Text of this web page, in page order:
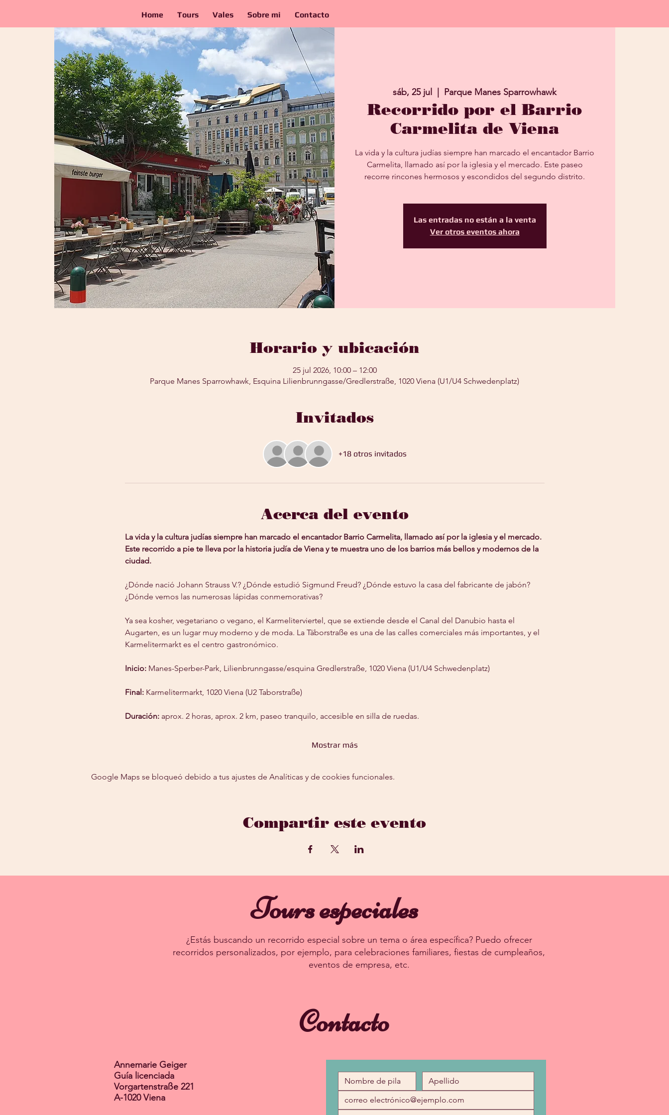
Home Tours Vales Sobre mi Contacto
sáb, 25 jul Parque Manes Sparrowhawk
Recorrido por el Barrio
Carmelita de Viena
La vida y la cultura judías siempre han marcado el encantador Barrio
Carmelita, llamado así por la iglesia y el mercado. Este paseo
recorre rincones hermosos y escondidos del segundo distrito.
Las entradas no están a la venta
Ver otros eventos ahora
Horario y ubicación
25 jul 2026, 10:00 – 12:00
Parque Manes Sparrowhawk, Esquina Lilienbrunngasse/Gredlerstraße, 1020 Viena (U1/U4 Schwedenplatz)
Invitados
+18 otros invitados
Acerca del evento
La vida y la cultura judías siempre han marcado el encantador Barrio Carmelita, llamado así por la iglesia y el mercado.
Este recorrido a pie te lleva por la historia judía de Viena y te muestra uno de los barrios más bellos y modernos de la
ciudad.
¿Dónde nació Johann Strauss V.? ¿Dónde estudió Sigmund Freud? ¿Dónde estuvo la casa del fabricante de jabón?
¿Dónde vemos las numerosas lápidas conmemorativas?
Ya sea kosher, vegetariano o vegano, el Karmeliterviertel, que se extiende desde el Canal del Danubio hasta el
Augarten, es un lugar muy moderno y de moda. La Täborstraße es una de las calles comerciales más importantes, y el
Karmelitermarkt es el centro gastronómico.
Inicio: Manes-Sperber-Park, Lilienbrunngasse/esquina Gredlerstraße, 1020 Viena (U1/U4 Schwedenplatz)
Final: Karmelitermarkt, 1020 Viena (U2 Taborstraße)
Duración: aprox. 2 horas, aprox. 2 km, paseo tranquilo, accesible en silla de ruedas.
Mostrar más
Google Maps se bloqueó debido a tus ajustes de Analíticas y de cookies funcionales.
Compartir este evento
Tours especiales
¿Estás buscando un recorrido especial sobre un tema o área específica? Puedo ofrecer
recorridos personalizados, por ejemplo, para celebraciones familiares, fiestas de cumpleaños,
eventos de empresa, etc.
Contacto
Annemarie Geiger
Guía licenciada
Vorgartenstraße 221
A-1020 Viena